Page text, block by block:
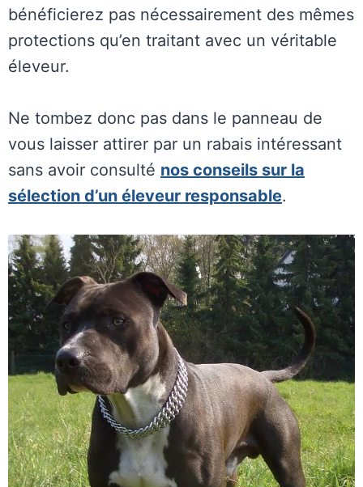
bénéficierez pas nécessairement des mêmes
protections qu’en traitant avec un véritable
éleveur.
Ne tombez donc pas dans le panneau de
vous laisser attirer par un rabais intéressant
sans avoir consulté nos conseils sur la
sélection d’un éleveur responsable.